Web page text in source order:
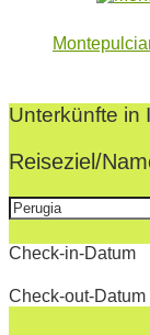
11-
19
Unterkünfte in
Reiseziel/
Check-in-Datum
Check-out-Datum